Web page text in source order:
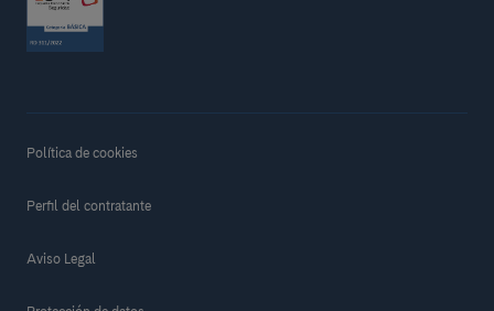
Política de cookies
Perfil del contratante
Aviso Legal